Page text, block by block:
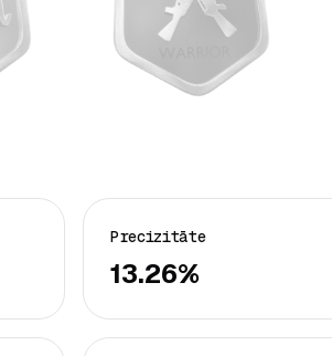
Precizitāte
13.26%